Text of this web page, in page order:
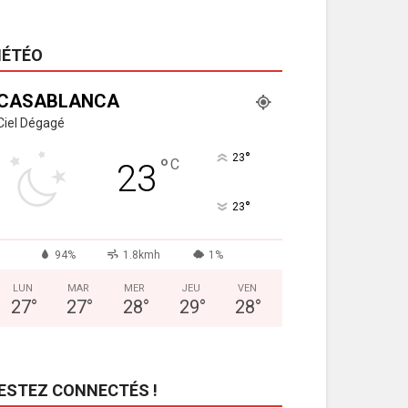
Dégagé
23 °C 23°
23°
94% 1.8kmh 1%
LUN
27°
MAR
27°
MER
28°
JEU
29°
VEN
28°
CONNECTÉS !